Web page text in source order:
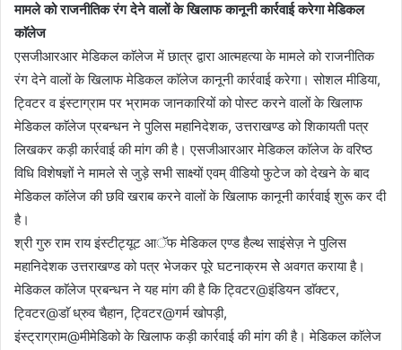
मामले को राजनीतिक रंग देने वालों के खिलाफ कानूनी कार्रवाई करेगा मेडिकल
काॅलेज
एसजीआरआर मेडिकल काॅलेज में छात्र द्वारा आत्महत्या के मामले को राजनीतिक
रंग देने वालों के खिलाफ मेडिकल काॅलेज कानूनी कार्रवाई करेगा। सोशल मीडिया,
ट्विटर व इंस्टाग्राम पर भ्रामक जानकारियों को पोस्ट करने वालों के खिलाफ
मेडिकल काॅलेज प्रबन्धन ने पुलिस महानिदेशक, उत्तराखण्ड को शिकायती पत्र
लिखकर कड़ी कार्रवाई की मांग की है। एसजीआरआर मेडिकल काॅलेज के वरिष्ठ
विधि विशेषज्ञों ने मामले से जुड़े सभी साक्ष्यों एवम् वीडियो फुटेज को देखने के बाद
मेडिकल काॅलेज की छवि खराब करने वालों के खिलाफ कानूनी कार्रवाई शुरू कर दी
है।
श्री गुरु राम राय इंस्टीट्यूट आॅफ मेडिकल एण्ड हैल्थ साइंसेज़ ने पुलिस
महानिदेशक उत्तराखण्ड को पत्र भेजकर पूरे घटनाक्रम सेे अवगत कराया है।
मेडिकल काॅलेज प्रबन्धन ने यह मांग की है कि ट्विटर@इंडियन डाॅक्टर,
ट्विटर@डाॅ ध्रुव चैहान, ट्विटर@गर्म खोपड़ी,
इंस्ट्राग्राम@मीमेडिको के खिलाफ कड़ी कार्रवाई की मांग की है। मेडिकल काॅलेज